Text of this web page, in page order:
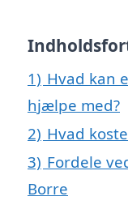
1) Hvad kan
hjælpe med?
2) Hvad
3) Fordele
Borre